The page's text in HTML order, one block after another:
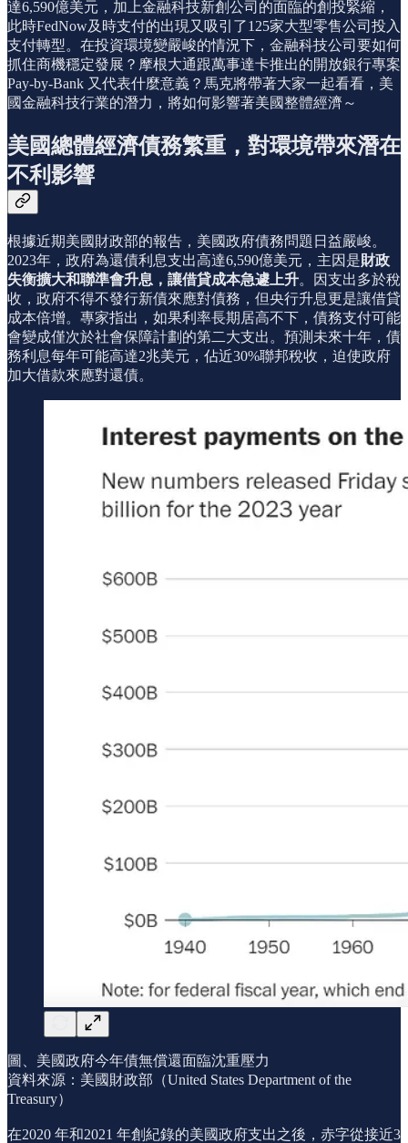
達6,590億美元，加上金融科技新創公司的面臨的創投緊縮，
此時FedNow及時支付的出現又吸引了125家大型零售公司投入
支付轉型。在投資環境變嚴峻的情況下，金融科技公司要如何
抓住商機穩定發展？摩根大通跟萬事達卡推出的開放銀行專案
Pay-by-Bank 又代表什麼意義？馬克將帶著大家一起看看，美
國金融科技行業的潛力，將如何影響著美國整體經濟～
美國總體經濟債務繁重，對環境帶來潛在
不利影響
根據近期美國財政部的報告，美國政府債務問題日益嚴峻。
2023年，政府為還債利息支出高達6,590億美元，主因是財政
失衡擴大和聯準會升息，讓借貸成本急遽上升。因支出多於稅
收，政府不得不發行新債來應對債務，但央行升息更是讓借貸
成本倍增。專家指出，如果利率長期居高不下，債務支付可能
會變成僅次於社會保障計劃的第二大支出。預測未來十年，債
務利息每年可能高達2兆美元，佔近30%聯邦稅收，迫使政府
加大借款來應對還債。
圖、美國政府今年債無償還面臨沈重壓力
資料來源：美國財政部（United States Department of the
Treasury）
在2020 年和2021 年創紀錄的美國政府支出之後，赤字從接近3